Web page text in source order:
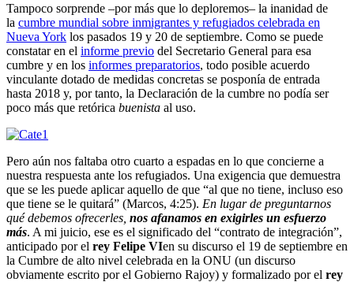
Tampoco sorprende –por más que lo deploremos– la inanidad de
la cumbre mundial sobre inmigrantes y refugiados celebrada en
Nueva York los pasados 19 y 20 de septiembre. Como se puede
constatar en el informe previo del Secretario General para esa
cumbre y en los informes preparatorios, todo posible acuerdo
vinculante dotado de medidas concretas se posponía de entrada
hasta 2018 y, por tanto, la Declaración de la cumbre no podía ser
poco más que retórica buenista al uso.
Pero aún nos faltaba otro cuarto a espadas en lo que concierne a
nuestra respuesta ante los refugiados. Una exigencia que demuestra
que se les puede aplicar aquello de que “al que no tiene, incluso eso
que tiene se le quitará” (Marcos, 4:25). En lugar de preguntarnos
qué debemos ofrecerles, nos afanamos en exigirles un esfuerzo
más. A mi juicio, ese es el significado del “contrato de integración”,
anticipado por el rey Felipe VIen su discurso el 19 de septiembre en
la Cumbre de alto nivel celebrada en la ONU (un discurso
obviamente escrito por el Gobierno Rajoy) y formalizado por el rey